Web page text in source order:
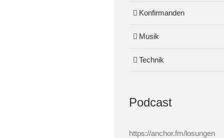
Konfirmanden
Musik
Technik
Podcast
https://anchor.fm/losungen